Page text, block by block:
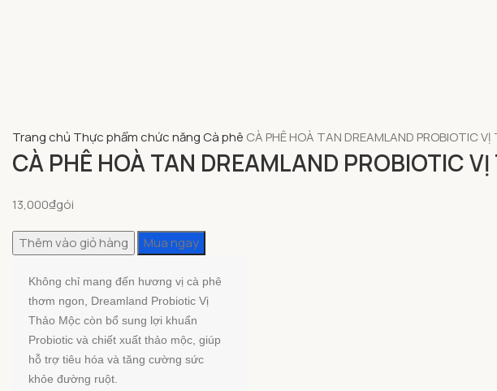
Trang chủ Thực phẩm chức năngCà phê CÀ PHÊ HOÀ TAN DREAMLAND PROBIOTIC
CÀ PHÊ HOÀ TAN DREAMLAND PROBIOTIC
13,000₫gói
Thêm vào giỏ hàng Mua ngay
Không chỉ mang đến hương vị cà phê
thơm ngon, Dreamland Probiotic Vị
Thảo Mộc còn bổ sung lợi khuẩn
Probiotic và chiết xuất thảo mộc, giúp
hỗ trợ tiêu hóa và tăng cường sức
khỏe đường ruột.